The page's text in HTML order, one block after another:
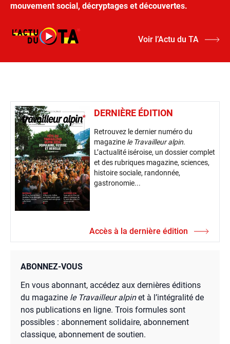
mouvement social, décryptages et découvertes.
Voir l’Actu du TA
DERNIÈRE ÉDITION
Retrouvez le dernier numéro du
magazine le Travailleur alpin.
L’actualité iséroise, un dossier complet
et des rubriques magazine, sciences,
histoire sociale, randonnée,
gastronomie...
Accès à la dernière édition
ABONNEZ-VOUS
En vous abonnant, accédez aux dernières éditions
du magazine le Travailleur alpinet à l’intégralité de
nos publications en ligne. Trois formules sont
possibles : abonnement solidaire, abonnement
classique, abonnement de soutien.